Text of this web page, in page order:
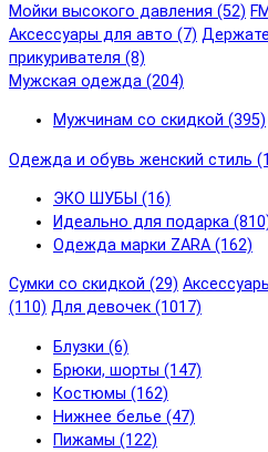
Мойки высокого давления (52)
Аксессуары для авто (7)
прикуривателя (8)
Мужская одежда (204)
Мужчинам со скидкой (395)
Одежда и обувь женский стиль
ЭКО ШУБЫ (16)
Идеально для подарка
Одежда марки ZARA (162)
Сумки со скидкой (29)
(110) Для девочек (1017)
Блузки (6)
Брюки, шорты (147)
Костюмы (162)
Нижнее белье (47)
Пижамы (122)